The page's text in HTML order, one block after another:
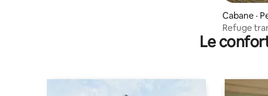
Cabane ·
do
Refuge
Vicente
Le